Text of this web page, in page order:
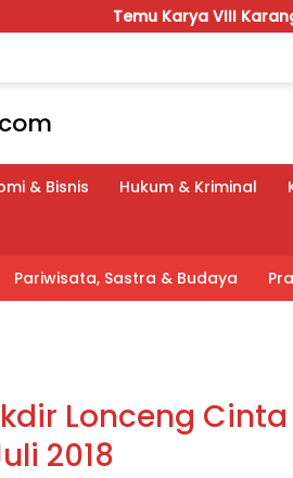
Karya VIII Karang Taruna
& Bisnis Hukum & Kriminal
Pariwisata, Sastra & Budaya
Lonceng Cinta
2018